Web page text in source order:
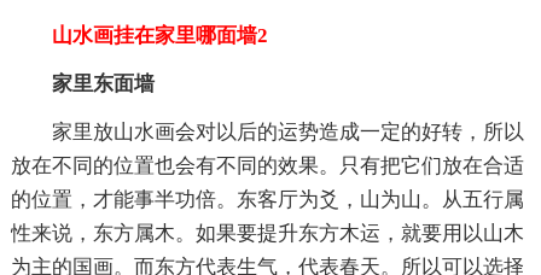
山水画挂在家里哪面墙2
家里东面墙
家里放山水画会对以后的运势造成一定的好转，所以
放在不同的位置也会有不同的效果。只有把它们放在合适
的位置，才能事半功倍。东客厅为爻，山为山。从五行属
性来说，东方属木。如果要提升东方木运，就要用以山木
为主的国画。而东方代表生气，代表春天。所以可以选择